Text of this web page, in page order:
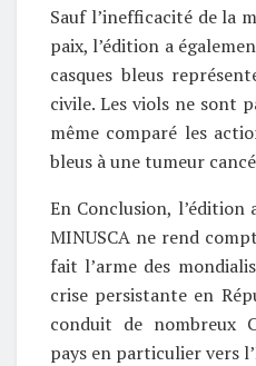
Sauf l’inefficacité de la
paix, l’édition a
casques bleus
civile. Les viols ne sont
même comparé les
bleus à une tumeur
En Conclusion, l’édition
MINUSCA ne rend
fait l’arme des
crise persistante en
conduit de nombreux
pays en particulier vers